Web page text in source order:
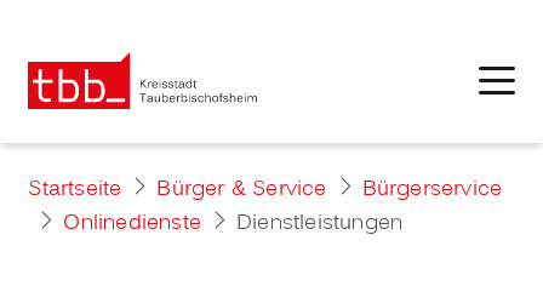
Startseite Bürger & Service
Bürgerservice
Onlinedienste
Dienstleistungen